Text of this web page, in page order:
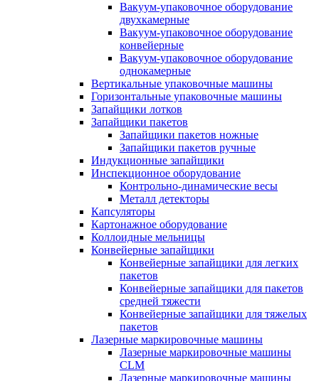
Вакуум-упаковочное оборудование
двухкамерные
Вакуум-упаковочное оборудование
конвейерные
Вакуум-упаковочное оборудование
однокамерные
Вертикальные упаковочные машины
Горизонтальные упаковочные машины
Запайщики лотков
Запайщики пакетов
Запайщики пакетов ножные
Запайщики пакетов ручные
Индукционные запайщики
Инспекционное оборудование
Контрольно-динамические весы
Металл детекторы
Капсуляторы
Картонажное оборудование
Коллоидные мельницы
Конвейерные запайщики
Конвейерные запайщики для легких
пакетов
Конвейерные запайщики для пакетов
средней тяжести
Конвейерные запайщики для тяжелых
пакетов
Лазерные маркировочные машины
Лазерные маркировочные машины
CLM
Лазерные маркировочные машины